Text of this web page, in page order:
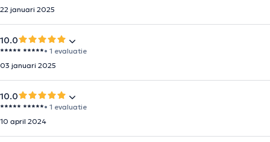
22 januari 2025
10.0
***** *****• 1 evaluatie
03 januari 2025
10.0
***** *****• 1 evaluatie
10 april 2024